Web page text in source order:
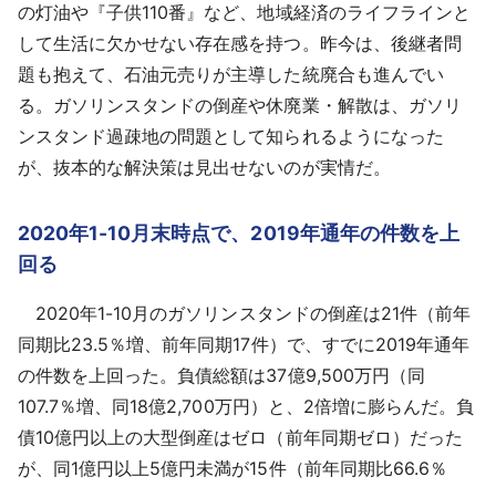
の灯油や『子供110番』など、地域経済のライフラインと
して生活に欠かせない存在感を持つ。昨今は、後継者問
題も抱えて、石油元売りが主導した統廃合も進んでい
る。ガソリンスタンドの倒産や休廃業・解散は、ガソリ
ンスタンド過疎地の問題として知られるようになった
が、抜本的な解決策は見出せないのが実情だ。
2020年1-10月末時点で、2019年通年の件数を上
回る
2020年1-10月のガソリンスタンドの倒産は21件（前年
同期比23.5％増、前年同期17件）で、すでに2019年通年
の件数を上回った。負債総額は37億9,500万円（同
107.7％増、同18億2,700万円）と、2倍増に膨らんだ。負
債10億円以上の大型倒産はゼロ（前年同期ゼロ）だった
が、同1億円以上5億円未満が15件（前年同期比66.6％